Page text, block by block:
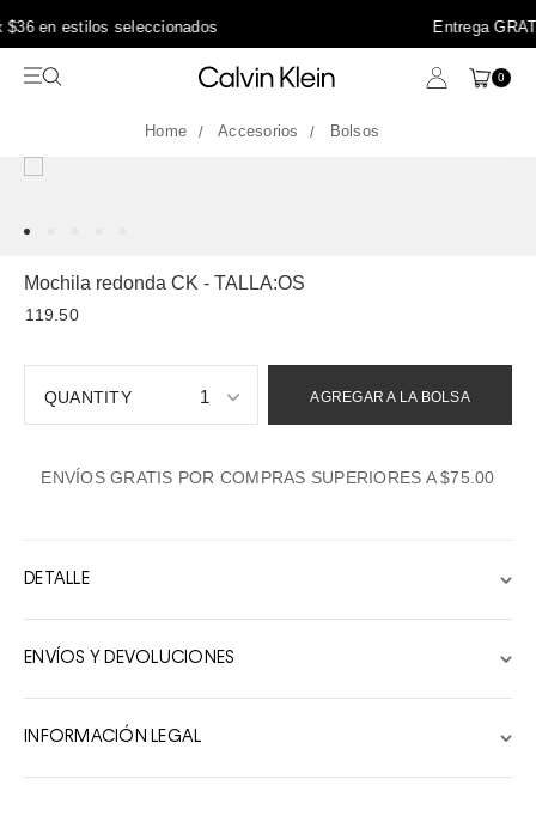
Entrega GRATIS en compras mayores a $75.00
0
Accesorios Bolsos
Mochila redonda CK - TALLA:OS
119.50
1
2
9
AGREGAR A LA BOLSA
ENVÍOS GRATIS POR COMPRAS SUPERIORES A $75.00
DETALLE
ENVÍOS Y DEVOLUCIONES
INFORMACIÓN LEGAL